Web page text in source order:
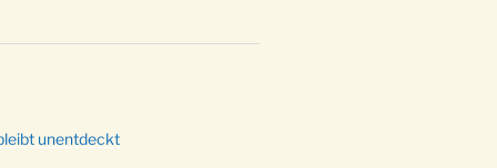
unentdeckt